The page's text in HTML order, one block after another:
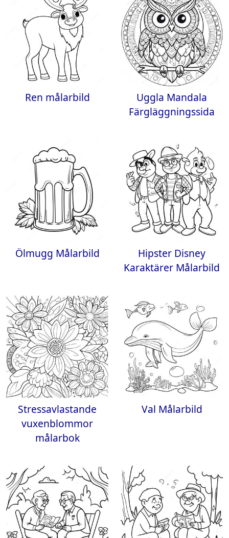
Ren målarbild
Uggla Mandala
Färgläggningssida
Ölmugg Målarbild
Hipster Disney
Karaktärer Målarbild
Stressavlastande
vuxenblommor
målarbok
Val Målarbild